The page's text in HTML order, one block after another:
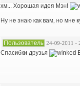
хм... Хорошая идея Мэн!
Ну не знаю как вам, но мне
Пользователь 24-09-2011 -
Спасибки друзья